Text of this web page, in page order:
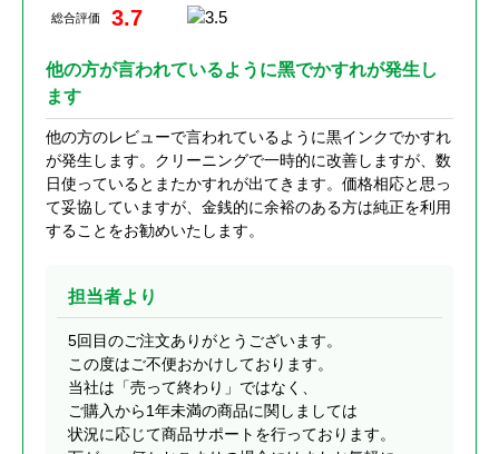
総合評価 3.7
他の方が言われているように黑でかすれが発生し
ます
他の方のレビューで言われているように黒インクでかすれ
が発生します。クリーニングで一時的に改善しますが、数
日使っているとまたかすれが出てきます。価格相応と思っ
て妥協していますが、金銭的に余裕のある方は純正を利用
することをお勧めいたします。
担当者より
5回目のご注文ありがとうございます。
この度はご不便おかけしております。
当社は「売って終わり」ではなく、
ご購入から1年未満の商品に関しましては
状況に応じて商品サポートを行っております。